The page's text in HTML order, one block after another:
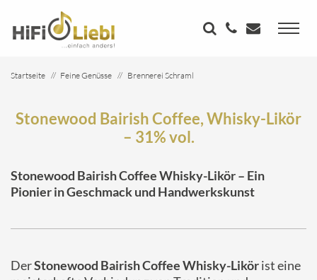
Startseite Feine Genüsse
Brennerei Schraml
Stonewood Bairish Coffee, Whisky-Likör
– 31% vol.
Stonewood Bairish Coffee Whisky-Likör – Ein
Pionier in Geschmack und Handwerkskunst
DerStonewood Bairish Coffee Whisky-Likörist eine